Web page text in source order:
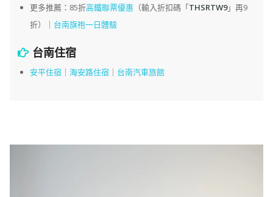
更多推薦：85折高鐵聯票優惠 （輸入折扣碼「THSRTW9」再9
折）｜ 台南旗袍一日體驗
台南住宿
安平住宿｜ 海安路住宿｜ 台南汽車旅館